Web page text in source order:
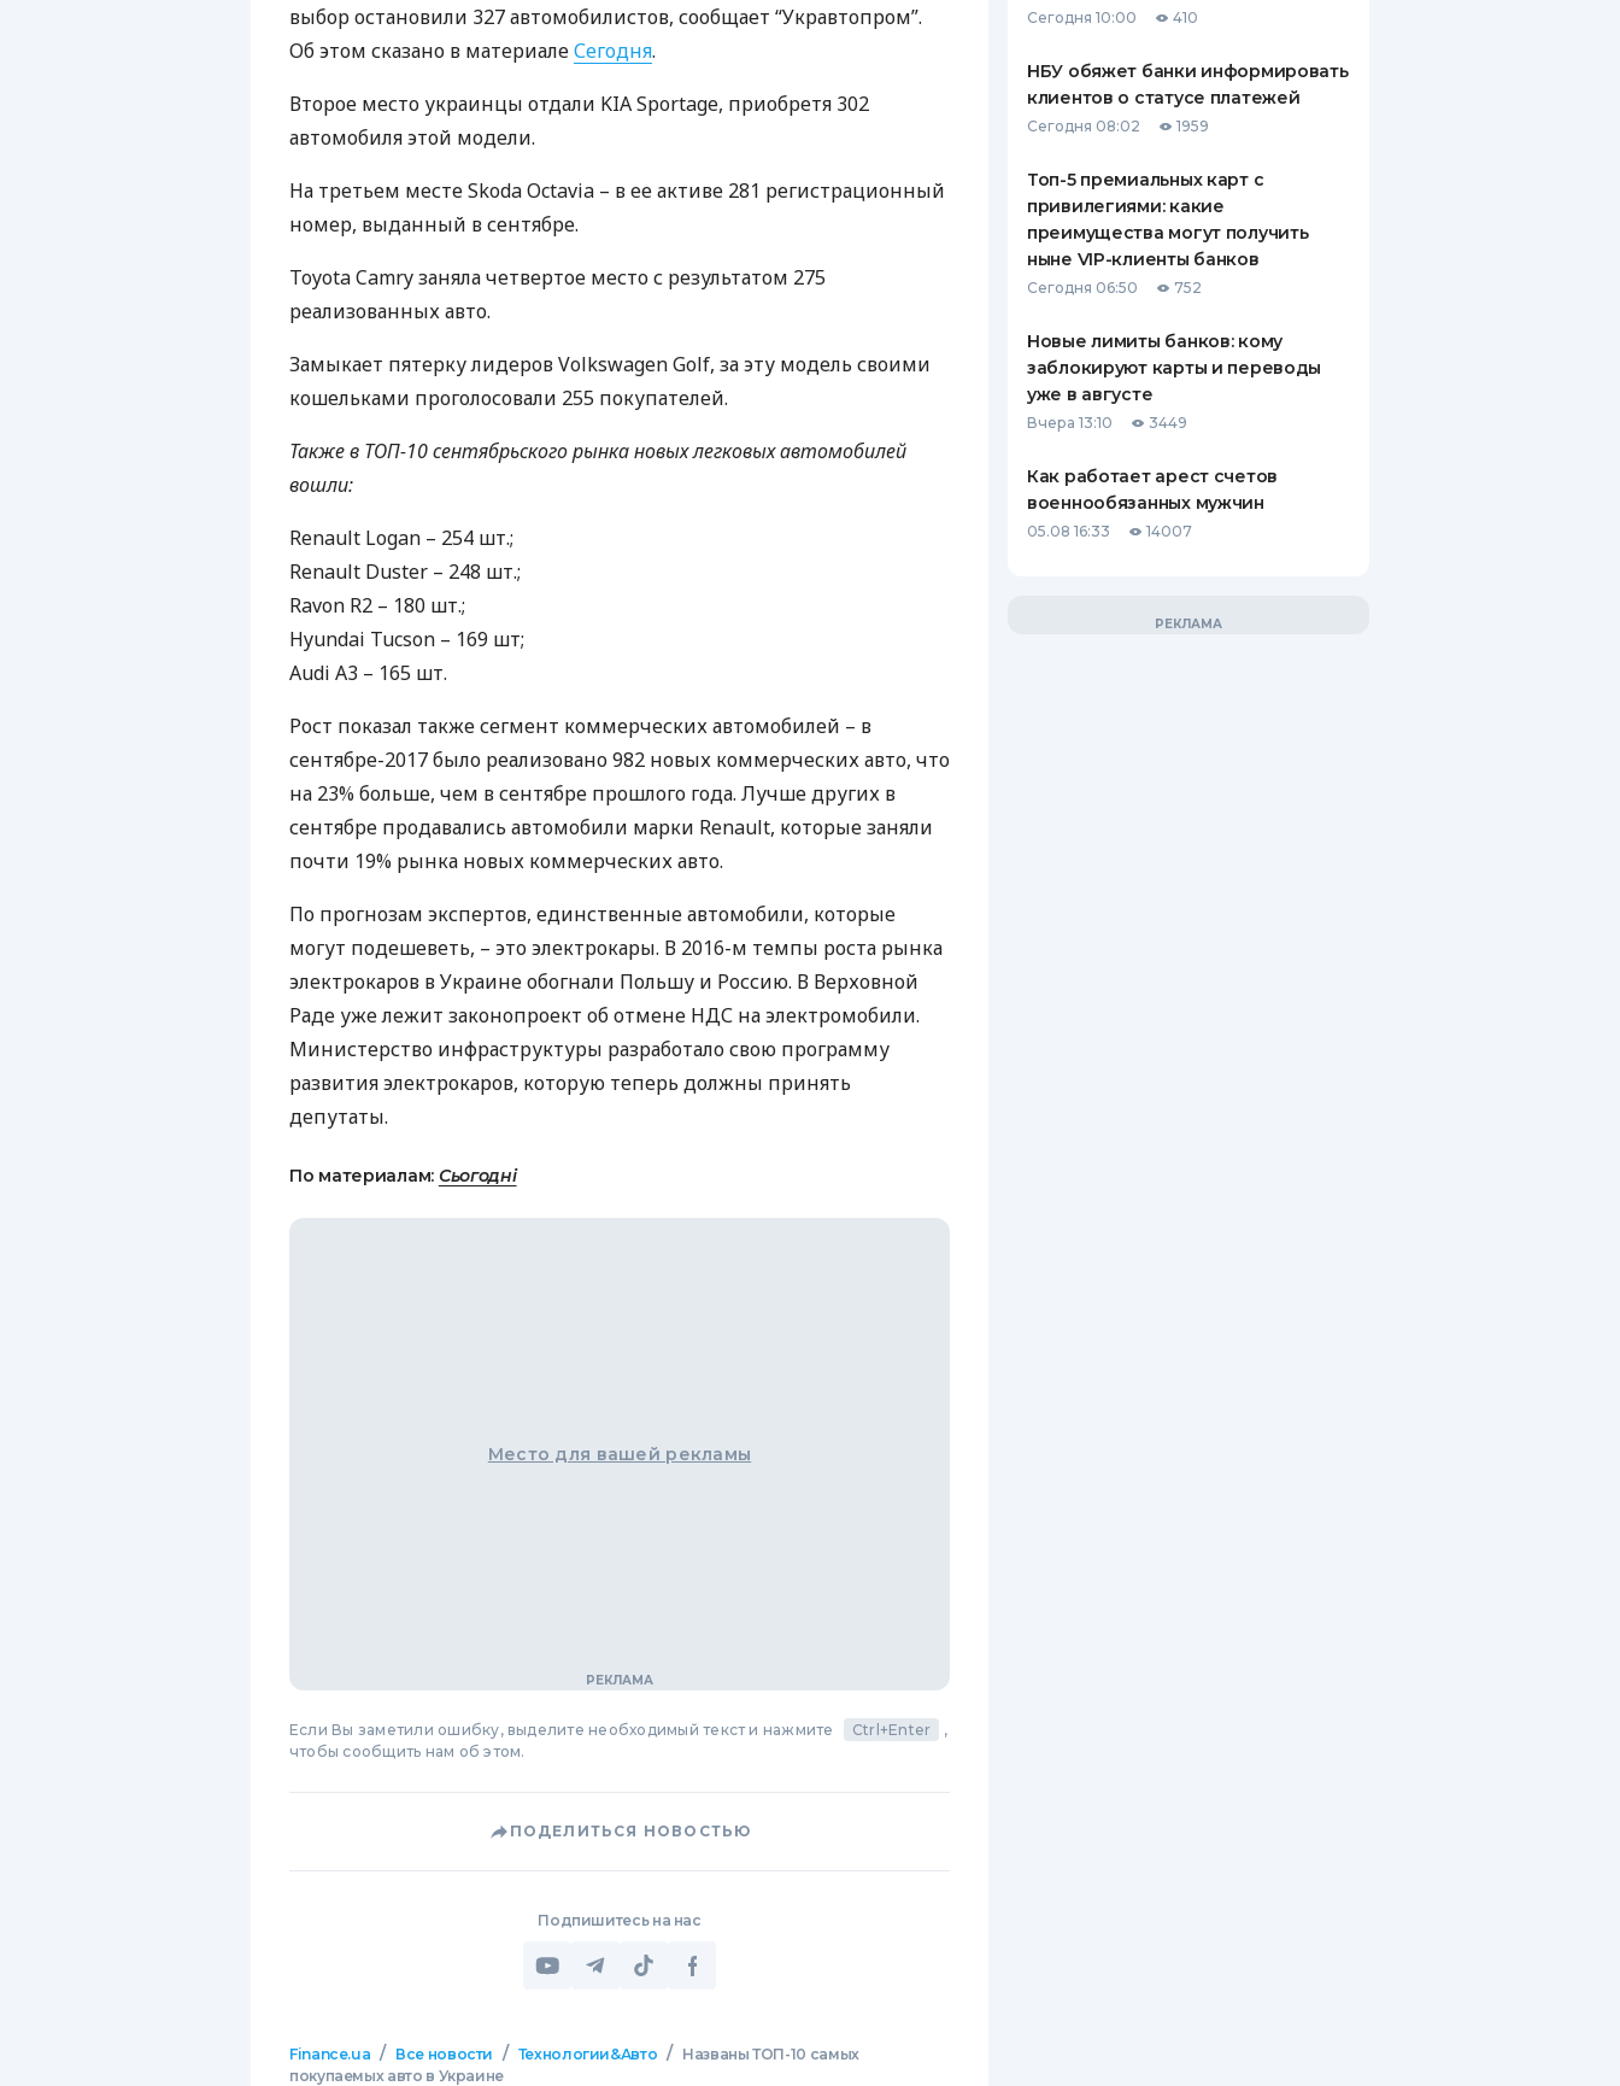
ПУТЕВОДИТЕЛИ ПО
СТРАХОВАНИЮ
ВСЕ СТРАХОВЫЕ ПОЛИСЫ
ОТЗЫВЫ О СТРАХОВЫХ
КОМПАНИЯХ
выбор остановили 327 автомобилистов, сообщает “Укравтопром”.
Об этом сказано в материалеСегодня.
Второе место украинцы отдали KIASportage, приобретя 302
автомобиля этой модели.
На третьем месте Skoda Octavia – в ее активе 281 регистрационный
номер, выданный в сентябре.
Toyota Camry заняла четвертое место с результатом 275
реализованных авто.
Замыкает пятерку лидеров Volkswagen Golf, за эту модель своими
кошельками проголосовали 255 покупателей.
Также в ТОП-10 сентябрьского рынка новых легковых автомобилей
вошли:
Renault Logan – 254 шт.;
Renault Duster – 248 шт.;
Ravon R2 – 180 шт.;
Hyundai Tucson – 169 шт;
Audi A3 – 165 шт.
Рост показал также сегмент коммерческих автомобилей – в
сентябре-2017 было реализовано 982 новых коммерческих авто, что
на 23% больше, чем в сентябре прошлого года. Лучше других в
сентябре продавались автомобили марки Renault, которые заняли
почти 19% рынка новых коммерческих авто.
По прогнозам экспертов, единственные автомобили, которые
могут подешеветь, – это электрокары. В 2016-м темпы роста рынка
электрокаров в Украине обогнали Польшу и Россию. В Верховной
Раде уже лежит законопроект об отмене НДС на электромобили.
Министерство инфраструктуры разработало свою программу
развития электрокаров, которую теперь должны принять
депутаты.
По материалам: Сьогодні
Место для вашей рекламы
Если Вы заметили ошибку, выделите необходимый текст и нажмите Ctrl+Enter
,
чтобы сообщить нам об этом.
ПОДЕЛИТЬСЯ НОВОСТЬЮ
Подпишитесь на нас
Finance.ua / Все новости / Технологии&Авто /
Названы ТОП-10 самых
покупаемых авто в Украине
Сегодня 10:00 410
НБУ обяжет банки информировать
клиентов о статусе платежей
Сегодня 08:02 1959
Топ-5 премиальных карт с
привилегиями: какие
преимущества могут получить
ныне VIP-клиенты банков
Сегодня 06:50 752
Новые лимиты банков: кому
заблокируют карты и переводы
уже в августе
Вчера 13:10 3449
Как работает арест счетов
военнообязанных мужчин
05.08 16:33 14007